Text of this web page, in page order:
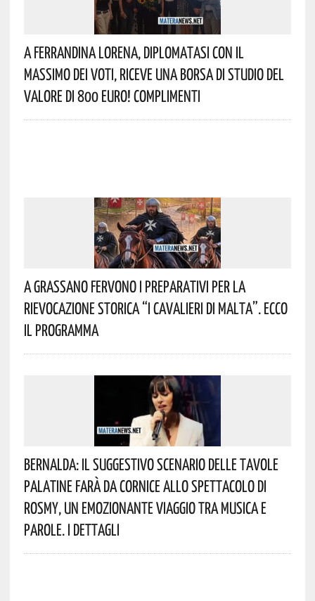
A Ferrandina Lorena, Diplomatasi Con Il
Massimo Dei Voti, Riceve Una Borsa Di Studio Del
Valore Di 800 Euro! Complimenti
A Grassano Fervono I Preparativi Per La
Rievocazione Storica “I CAVALIERI DI MALTA”. Ecco
Il Programma
Bernalda: Il Suggestivo Scenario Delle Tavole
Palatine Farà Da Cornice Allo Spettacolo Di
Rosmy, Un Emozionante Viaggio Tra Musica E
Parole. I Dettagli